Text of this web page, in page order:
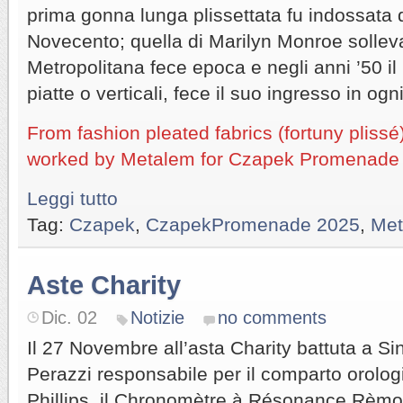
prima gonna lunga plissettata fu indossata
Novecento; quella di Marilyn Monroe
Metropolitana fece epoca e negli anni ’50
piatte o verticali, fece il suo ingresso in
From fashion pleated fabrics (fortuny
worked by Metalem for Czapek
Leggi tutto
Tag: Czapek CzapekPromenade 2025
Aste Charity
Dic. 02 Notizie no comments
Il 27 Novembre all’asta Charity battuta a
Perazzi responsabile per il comparto